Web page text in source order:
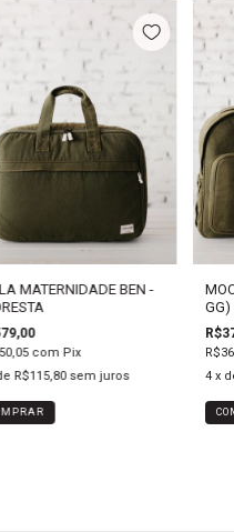
MATERNIDADE BEN -
com Pix
R$115,80 sem juros
GG)
4 x